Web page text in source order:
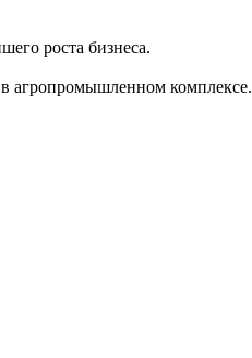
роста бизнеса.
агропромышленном комплексе.